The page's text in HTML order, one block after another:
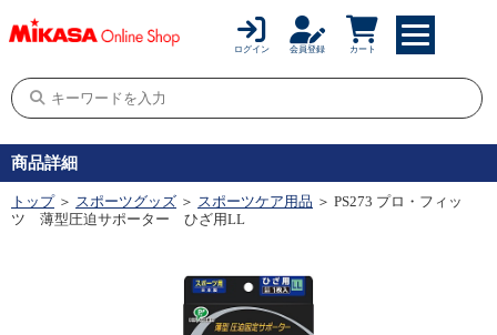
ログイン 会員登録 カート
商品詳細
トップ ＞ スポーツグッズ ＞ スポーツケア用品 ＞ PS273 プロ・フィッ
ツ 薄型圧迫サポーター ひざ用LL